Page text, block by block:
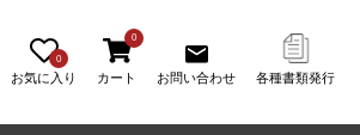
0
お気に入り
0
カート お問い合わせ 各種書類発行